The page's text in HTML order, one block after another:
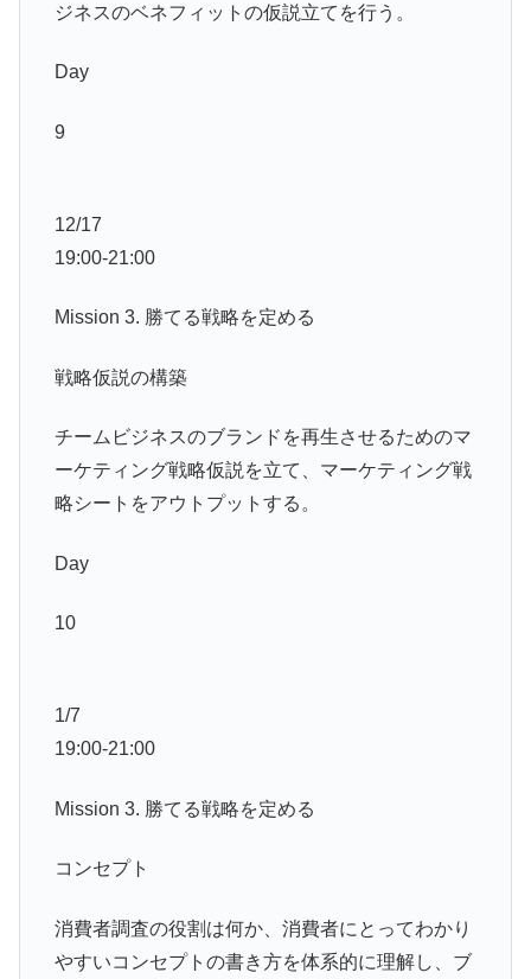
ジネスのベネフィットの仮説立てを行う。
Day
9
12/17
19:00-21:00
Mission 3. 勝てる戦略を定める
戦略仮説の構築
チームビジネスのブランドを再生させるためのマ
ーケティング戦略仮説を立て、マーケティング戦
略シートをアウトプットする。
Day
10
1/7
19:00-21:00
Mission 3. 勝てる戦略を定める
コンセプト
消費者調査の役割は何か、消費者にとってわかり
やすいコンセプトの書き方を体系的に理解し、ブ